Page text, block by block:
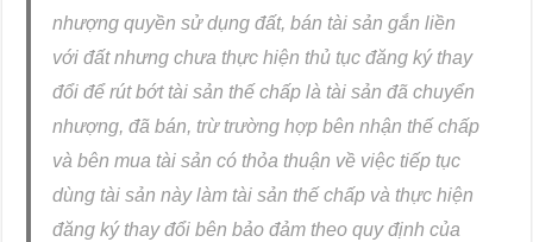
nhượng quyền sử dụng đất, bán tài sản gắn liền
với đất nhưng chưa thực hiện thủ tục đăng ký thay
đổi để rút bớt tài sản thế chấp là tài sản đã chuyển
nhượng, đã bán, trừ trường hợp bên nhận thế chấp
và bên mua tài sản có thỏa thuận về việc tiếp tục
dùng tài sản này làm tài sản thế chấp và thực hiện
đăng ký thay đổi bên bảo đảm theo quy định của